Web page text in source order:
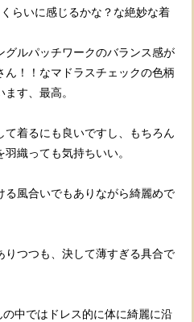
らいに感じるかな？な絶妙な着
グルパッチワークのバランス感が
！！なマドラスチェックの色柄
す、最高。
着るにも良いですし、もちろん
織っても気持ちいい。
る風合いでもありながら綺麗めで
つつも、決して薄すぎる具合で
中ではドレス的に体に綺麗に沿